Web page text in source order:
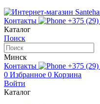
Контакты +375
Каталог
Поиск
Минск
Контакты
+375
0 Избранное 0 Корзина
Войти
Каталог